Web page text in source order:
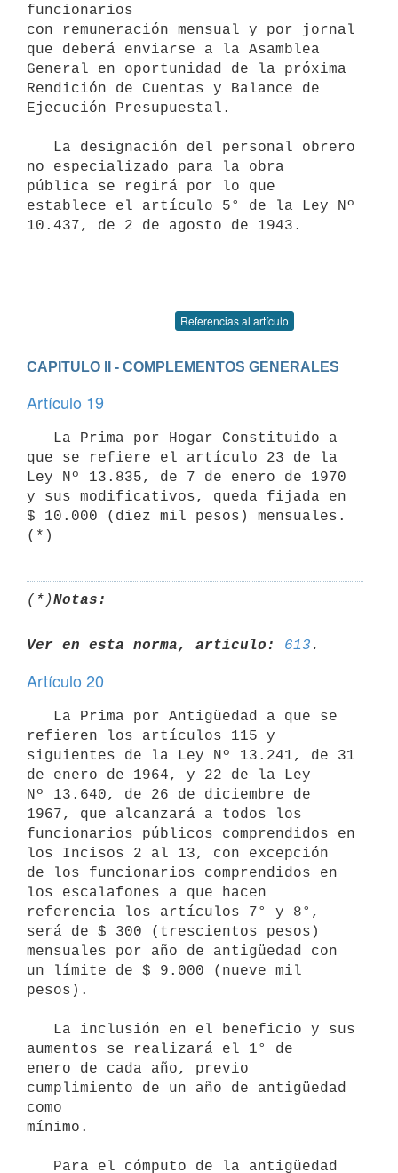
funcionarios
con remuneración mensual y por jornal
que deberá enviarse a la Asamblea
General en oportunidad de la próxima
Rendición de Cuentas y Balance de
Ejecución Presupuestal.
no especializado para la obra
pública se regirá por lo que
establece el artículo 5° de la Ley Nº
10.437, de 2 de agosto de 1943.
Referencias al artículo
CAPITULO II - COMPLEMENTOS GENERALES
Artículo 19
que se refiere el artículo 23 de la
Ley Nº 13.835, de 7 de enero de 1970
y sus modificativos, queda fijada en
$ 10.000 (diez mil pesos) mensuales.
(*)Notas:
Ver en esta norma, artículo: 613
Artículo 20
refieren los artículos 115 y
siguientes de la Ley Nº 13.241, de 31
de enero de 1964, y 22 de la Ley
Nº 13.640, de 26 de diciembre de
1967, que alcanzará a todos los
funcionarios públicos comprendidos en
los Incisos 2 al 13, con excepción
de los funcionarios comprendidos en
los escalafones a que hacen
referencia los artículos 7° y 8°,
será de $ 300 (trescientos pesos)
mensuales por año de antigüedad con
un límite de $ 9.000 (nueve mil
pesos).
aumentos se realizará el 1° de
enero de cada año, previo
cumplimiento de un año de antigüedad
como
mínimo.